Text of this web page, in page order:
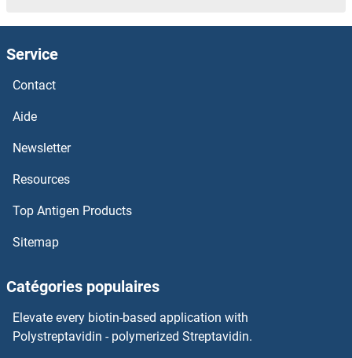
RPLP0 Anticorps
RPL9 Anticorps
RPL7L1 Anticorps
RPL7A Anticorps
RPL7 Anticorps
RPL41 Anticorps
RPL3L Anticorps
Service
Contact
Aide
Newsletter
Resources
Top Antigen Products
Sitemap
Catégories populaires
Elevate every biotin-based application with
Polystreptavidin - polymerized Streptavidin.